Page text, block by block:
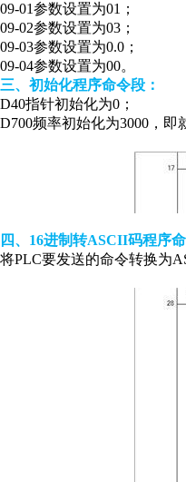
09-01参数设置为01；
09-02参数设置为03；
09-03参数设置为0.0；
09-04参数设置为00。
三、初始化程序命令段：
D40指针初始化为0；
D700频率初始化为3000，即
四、16进制转ASCII码程序命
将PLC要发送的命令转换为